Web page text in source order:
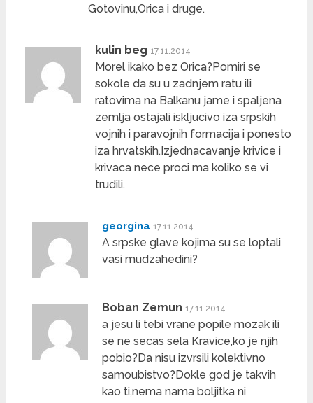
Gotovinu,Orica i druge.
kulin beg 17.11.2014
Morel ikako bez Orica?Pomiri se
sokole da su u zadnjem ratu ili
ratovima na Balkanu jame i spaljena
zemlja ostajali iskljucivo iza srpskih
vojnih i paravojnih formacija i ponesto
iza hrvatskih.Izjednacavanje krivice i
krivaca nece proci ma koliko se vi
trudili.
georgina 17.11.2014
A srpske glave kojima su se loptali
vasi mudzahedini?
Boban Zemun 17.11.2014
a jesu li tebi vrane popile mozak ili
se ne secas sela Kravice,ko je njih
pobio?Da nisu izvrsili kolektivno
samoubistvo?Dokle god je takvih
kao ti,nema nama boljitka ni